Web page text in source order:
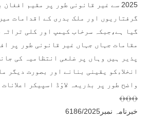
2025 سے غیر قانونی طور پر مقیم
گرفتاریوں اور ملک بدری کے اقدامات
گیا ہے،جبکہ سرخاب کیمپ اور کلی تراٹہ
مقامات جہاں جہاں غیر قانونی طور پر
پذیر ہیں وہاں پر ضلعی انتظامیہ کی
انخلاءکو یقینی بنانے اور بصورت دیگر
واضح طور پر بذریعہ لاوّڈ اسپیکر
﴾﴿﴾﴿﴾﴿
خبرنامہ نمبر6186/2025